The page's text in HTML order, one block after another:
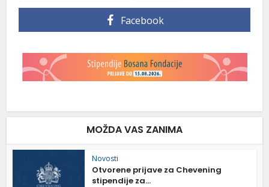
Facebook
MOŽDA VAS ZANIMA
Novosti
Otvorene prijave za Chevening
stipendije za...